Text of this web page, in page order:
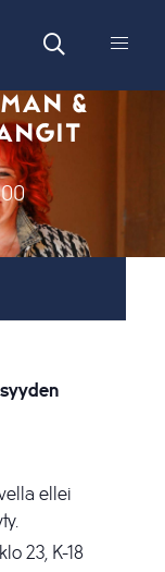
&
ellei
23, K-18